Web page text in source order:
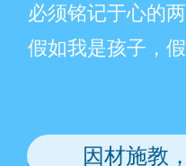
必须铭记于心的
假如我是孩子，
因材施教